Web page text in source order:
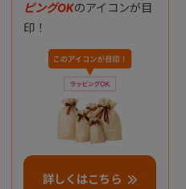
ピングOKのアイコンが目
印！
詳しくはこちら